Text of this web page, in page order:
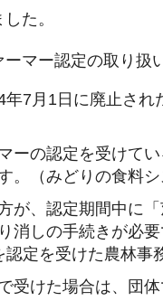
た。
マー認定の取り扱
7月1日に廃止さ
ーの認定を受けて
。（みどりの食料シ
が、認定期間中に
消しの手続きが必要
認定を受けた農林事
受けた場合は、団